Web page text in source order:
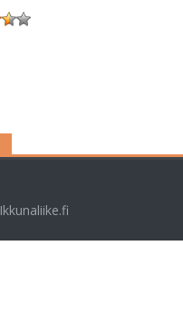
Ikkunaliike.fi